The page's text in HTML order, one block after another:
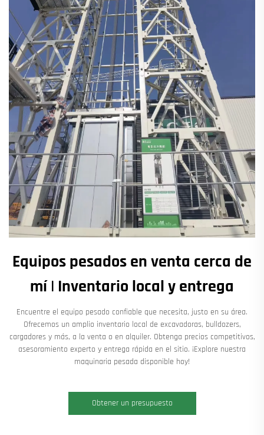
Equipos pesados en venta cerca de
mí | Inventario local y entrega
Encuentre el equipo pesado confiable que necesita, justo en su área.
Ofrecemos un amplio inventario local de excavadoras, bulldozers,
cargadores y más, a la venta o en alquiler. Obtenga precios competitivos,
asesoramiento experto y entrega rápida en el sitio. ¡Explore nuestra
maquinaria pesada disponible hoy!
Obtener un presupuesto